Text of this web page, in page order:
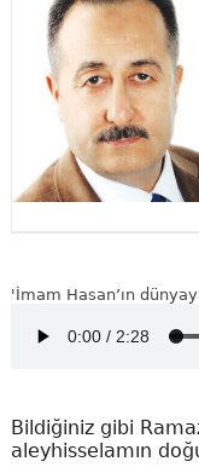
'İmam Hasan’ın
Bildiğiniz gibi
aleyhisselamın